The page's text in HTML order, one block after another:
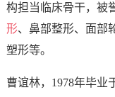
构担当临床骨干，被
形、鼻部整形、面部
塑形等。
曹谊林，1978年毕业